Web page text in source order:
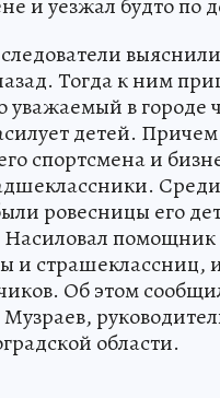
и уезжал будто по
Тогда к ним
в городе
детей. Причем
спортсмена и
Среди
ровесницы его
Насиловал помощник
и страшеклассниц,
Об этом
области.